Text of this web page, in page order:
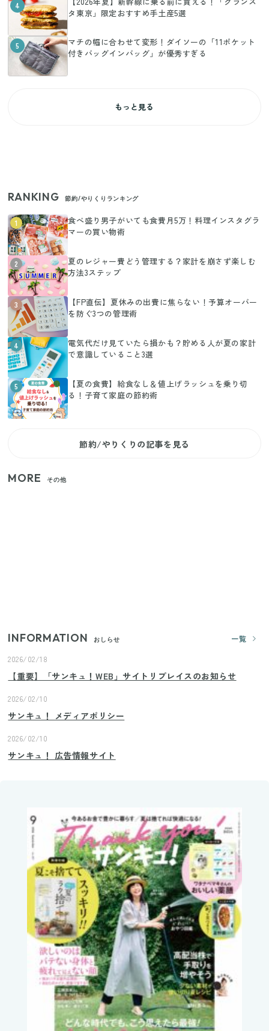
4
タ東京」限定おすすめ手土産5選
5
マチの幅に合わせて変形！ダイソーの「11ポケット
付きバッグインバッグ」が優秀すぎる
もっと見る
RANKING 節約/やりくりランキング
1
食べ盛り男子がいても食費月5万！料理インスタグラ
マーの買い物術
2
夏のレジャー費どう管理する？家計を崩さず楽しむ
方法3ステップ
3
【FP直伝】夏休みの出費に焦らない！予算オーバー
を防ぐ3つの管理術
4
電気代だけ見ていたら損かも？貯める人が夏の家計
で意識していること3選
5
【夏の食費】給食なし＆値上げラッシュを乗り切
る！子育て家庭の節約術
節約/やりくりの記事を見る
MORE その他
INFORMATION おしらせ
一覧
2026/02/18
【重要】「サンキュ！WEB」サイトリプレイスのお知らせ
2026/02/10
サンキュ！ メディアポリシー
2026/02/10
サンキュ！ 広告情報サイト